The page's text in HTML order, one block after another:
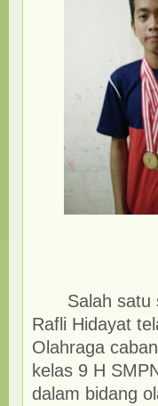
Salah satu
Rafli Hidayat
Olahraga
kelas 9 H
dalam bidang